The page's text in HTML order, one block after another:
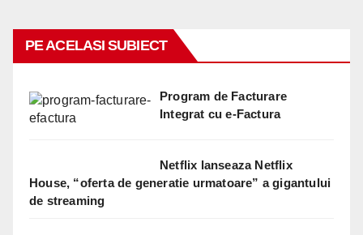
PE ACELASI SUBIECT
Program de Facturare
Integrat cu e-Factura
Netflix lanseaza Netflix
House, “oferta de generatie urmatoare” a gigantului
de streaming